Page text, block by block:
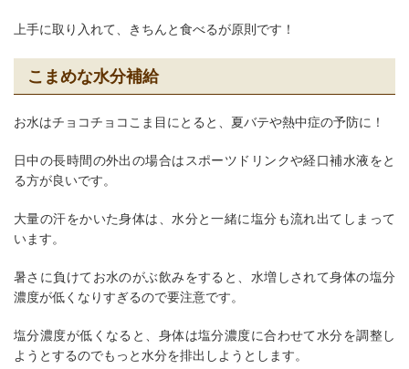
上手に取り入れて、きちんと食べるが原則です！
こまめな水分補給
お水はチョコチョコこま目にとると、夏バテや熱中症の予防に！
日中の長時間の外出の場合はスポーツドリンクや経口補水液をと
る方が良いです。
大量の汗をかいた身体は、水分と一緒に塩分も流れ出てしまって
います。
暑さに負けてお水のがぶ飲みをすると、水増しされて身体の塩分
濃度が低くなりすぎるので要注意です。
塩分濃度が低くなると、身体は塩分濃度に合わせて水分を調整し
ようとするのでもっと水分を排出しようとします。